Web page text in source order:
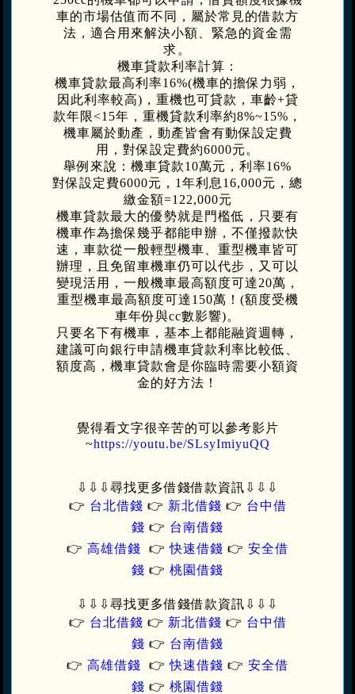
車的市場估值而不同，屬於常見的借款方
法，適合用來解決小額、緊急的資金需
求。
機車貸款利率計算：
機車貸款最高利率16%(機車的擔保力弱，
因此利率較高)，重機也可貸款，車齡+貸
款年限<15年，重機貸款利率約8%~15%，
機車屬於動產，動產皆會有動保設定費
用，對保設定費約6000元。
舉例來說：機車貸款10萬元，利率16%
對保設定費6000元，1年利息16,000元，總
繳金額=122,000元
機車貸款最大的優勢就是門檻低，只要有
機車作為擔保幾乎都能申辦，不僅撥款快
速，車款從一般輕型機車、重型機車皆可
辦理，且免留車機車仍可以代步，又可以
變現活用，一般機車最高額度可達20萬，
重型機車最高額度可達150萬！(額度受機
車年份與cc數影響)。
只要名下有機車，基本上都能融資週轉，
建議可向銀行申請機車貸款利率比較低、
額度高，機車貸款會是你臨時需要小額資
金的好方法！
覺得看文字很辛苦的可以參考影片
~https://youtu.be/SLsyImiyuQQ
⇩⇩⇩尋找更多借錢借款資訊 ⇩⇩⇩
👉 台北借錢 👉 新北借錢 👉 台中借
錢 👉 台南借錢
👉 高雄借錢 👉快速借錢 👉 安全借
錢 👉 桃園借錢
⇩⇩⇩尋找更多借錢借款資訊 ⇩⇩⇩
👉 台北借錢 👉 新北借錢 👉 台中借
錢 👉 台南借錢
👉 高雄借錢 👉快速借錢 👉 安全借
錢 👉 桃園借錢